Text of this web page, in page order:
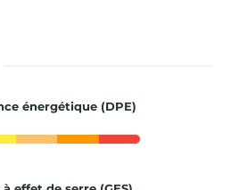
énergétique (DPE)